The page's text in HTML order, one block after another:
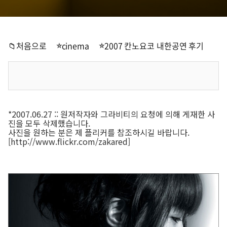
📁처음으로 cinema 2007 칸노요코 내한공연 후기
*2007.06.27 :: 원저작자와 그라비티의 요청에 의해 게재한 사
진을 모두 삭제했습니다.
사진을 원하는 분은 제 플리커를 참조하시길 바랍니다.
[http://www.flickr.com/zakared]